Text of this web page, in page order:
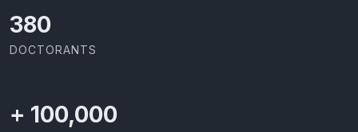
414
DOCTORANTS
+ 100,000